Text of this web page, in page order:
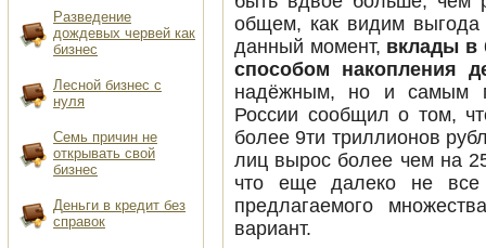
общем, как видим
данный момент, вклады в
способом накопления
надёжным, но и самым
России сообщил о том,
более 9ти триллионов
лиц вырос более чем на
что еще далеко не все
предлагаемого
вариант.
разведение
дождевых червей как
бизнес
лесной бизнес с
нуля
Семь причин не
открывать свой
бизнес
деньги в кредит без
справок